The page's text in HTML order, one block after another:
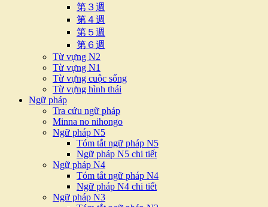
第３週
第４週
第５週
第６週
Từ vựng N2
Từ vựng N1
Từ vựng cuộc sống
Từ vựng hình thái
Ngữ pháp
Tra cứu ngữ pháp
Minna no nihongo
Ngữ pháp N5
Tóm tắt ngữ pháp N5
Ngữ pháp N5 chi tiết
Ngữ pháp N4
Tóm tắt ngữ pháp N4
Ngữ pháp N4 chi tiết
Ngữ pháp N3